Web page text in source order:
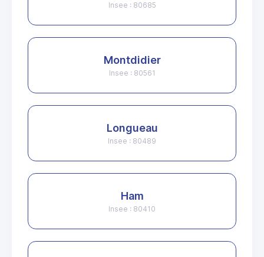
Insee : 80685
Montdidier
Insee : 80561
Longueau
Insee : 80489
Ham
Insee : 80410